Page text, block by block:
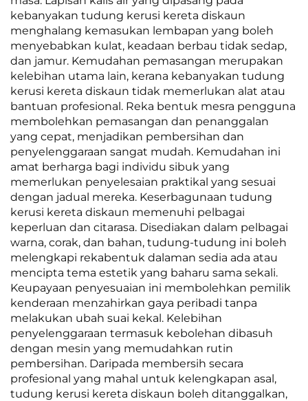
kebanyakan tudung kerusi kereta diskaun
menghalang kemasukan lembapan yang boleh
menyebabkan kulat, keadaan berbau tidak sedap,
dan jamur. Kemudahan pemasangan merupakan
kelebihan utama lain, kerana kebanyakan tudung
kerusi kereta diskaun tidak memerlukan alat atau
bantuan profesional. Reka bentuk mesra pengguna
membolehkan pemasangan dan penanggalan
yang cepat, menjadikan pembersihan dan
penyelenggaraan sangat mudah. Kemudahan ini
amat berharga bagi individu sibuk yang
memerlukan penyelesaian praktikal yang sesuai
dengan jadual mereka. Keserbagunaan tudung
kerusi kereta diskaun memenuhi pelbagai
keperluan dan citarasa. Disediakan dalam pelbagai
warna, corak, dan bahan, tudung-tudung ini boleh
melengkapi rekabentuk dalaman sedia ada atau
mencipta tema estetik yang baharu sama sekali.
Keupayaan penyesuaian ini membolehkan pemilik
kenderaan menzahirkan gaya peribadi tanpa
melakukan ubah suai kekal. Kelebihan
penyelenggaraan termasuk kebolehan dibasuh
dengan mesin yang memudahkan rutin
pembersihan. Daripada membersih secara
profesional yang mahal untuk kelengkapan asal,
tudung kerusi kereta diskaun boleh ditanggalkan,